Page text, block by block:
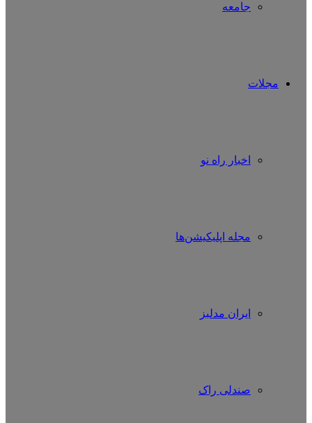
جامعه
مجلات
اخبار راه نو
مجله اپلیکیشن‌ها
ایران مدلبز
صندلی راک